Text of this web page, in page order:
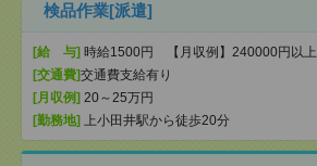
検品作業[派遣]
[給 与] 時給1500円 【月収例】240000円以上
[交通費]交通費支給有り
[月収例] 20～25万円
[勤務地] 上小田井駅から徒歩20分